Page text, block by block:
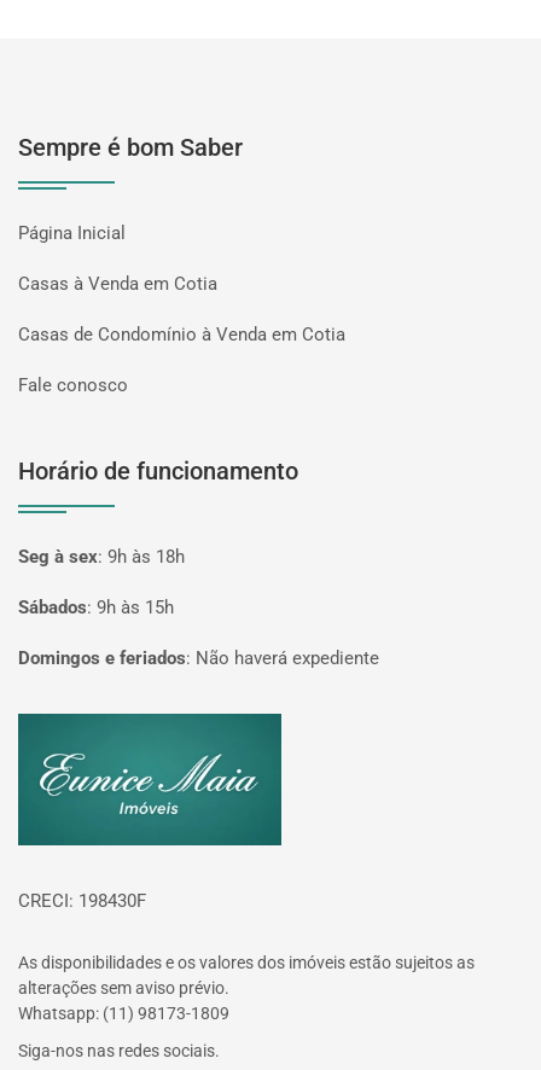
Sempre é bom Saber
Página Inicial
Casas à Venda em Cotia
Casas de Condomínio à Venda em Cotia
Fale conosco
Horário de funcionamento
Seg à sex: 9h às 18h
Sábados: 9h às 15h
Domingos e feriados: Não haverá expediente
CRECI: 198430F
As disponibilidades e os valores dos imóveis estão sujeitos as
alterações sem aviso prévio.
Whatsapp: (11) 98173-1809
Siga-nos nas redes sociais.